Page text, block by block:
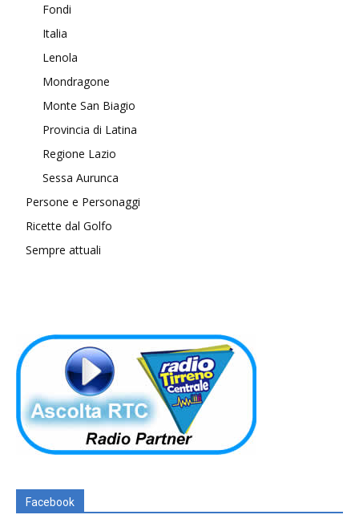
Fondi
Italia
Lenola
Mondragone
Monte San Biagio
Provincia di Latina
Regione Lazio
Sessa Aurunca
Persone e Personaggi
Ricette dal Golfo
Sempre attuali
Facebook